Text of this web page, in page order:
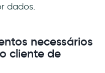
dados.
necessários
cliente de